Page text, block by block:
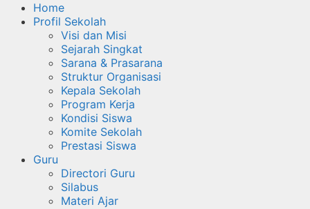
Home
Profil Sekolah
Visi dan Misi
Sejarah Singkat
Sarana & Prasarana
Struktur Organisasi
Kepala Sekolah
Program Kerja
Kondisi Siswa
Komite Sekolah
Prestasi Siswa
Guru
Directori Guru
Silabus
Materi Ajar